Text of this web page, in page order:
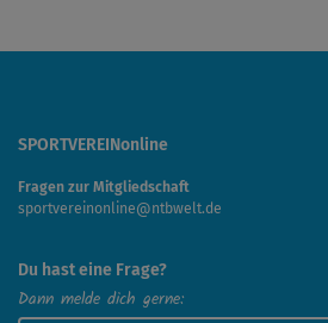
SPORTVEREINonline
Fragen zur Mitgliedschaft
sportvereinonline@ntbwelt.de
Du hast eine Frage?
Dann melde dich gerne: